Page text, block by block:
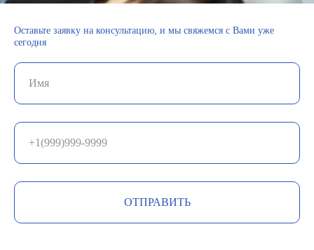
Оставьте заявку на консультацию, и мы свяжемся с Вами уже
сегодня
ОТПРАВИТЬ